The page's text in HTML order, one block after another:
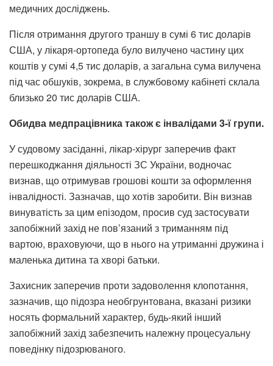
медичних досліджень.
Після отримання другого траншу в сумі 6 тис доларів
США, у лікаря-ортопеда було вилучено частину цих
коштів у сумі 4,5 тис доларів, а загальна сума вилучена
під час обшуків, зокрема, в службовому кабінеті склала
близько 20 тис доларів США.
Обидва медпрацівника також є інвалідами 3-ї групи.
У судовому засіданні, лікар-хірург заперечив факт
перешкоджання діяльності ЗС України, водночас
визнав, що отримував грошові кошти за оформлення
інвалідності. Зазначав, що хотів заробити. Він визнав
винуватість за цим епізодом, просив суд застосувати
запобіжний захід не пов’язаний з триманням під
вартою, враховуючи, що в нього на утриманні дружина і
маленька дитина та хворі батьки.
Захисник заперечив проти задоволення клопотання,
зазначив, що підозра необгрунтована, вказані ризики
носять формальний характер, будь-який інший
запобіжний захід забезпечить належну процесуальну
поведінку підозрюваного.